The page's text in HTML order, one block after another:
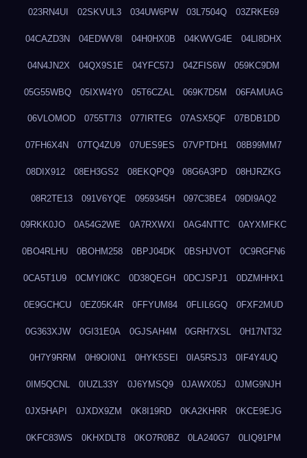
023RN4UI 02SKVUL3 034UW6PW 03L7504Q 03ZRKE69
04CAZD3N 04EDWV8I 04H0HX0B 04KWVG4E 04LI8DHX
04N4JN2X 04QX9S1E 04YFC57J 04ZFIS6W 059KC9DM
05G55WBQ 05IXW4Y0 05T6CZAL 069K7D5M 06FAMUAG
06VLOMOD 0755T7I3 077IRTEG 07ASX5QF 07BDB1DD
07FH6X4N 07TQ4ZU9 07UES9ES 07VPTDH1 08B99MM7
08DIX912 08EH3GS2 08EKQPQ9 08G6A3PD 08HJRZKG
08R2TE13 091V6YQE 0959345H 097C3BE4 09DI9AQ2
09RKK0JO 0A54G2WE 0A7RXWXI 0AG4NTTC 0AYXMFKC
0BO4RLHU 0BOHM258 0BPJ04DK 0BSHJVOT 0C9RGFN6
0CA5T1U9 0CMYI0KC 0D38QEGH 0DCJSPJ1 0DZMHHX1
0E9GCHCU 0EZ05K4R 0FFYUM84 0FLIL6GQ 0FXF2MUD
0G363XJW 0GI31E0A 0GJSAH4M 0GRH7XSL 0H17NT32
0H7Y9RRM 0H9OI0N1 0HYK5SEI 0IA5RSJ3 0IF4Y4UQ
0IM5QCNL 0IUZL33Y 0J6YMSQ9 0JAWX05J 0JMG9NJH
0JX5HAPI 0JXDX9ZM 0K8I19RD 0KA2KHRR 0KCE9EJG
0KFC83WS 0KHXDLT8 0KO7R0BZ 0LA240G7 0LIQ91PM